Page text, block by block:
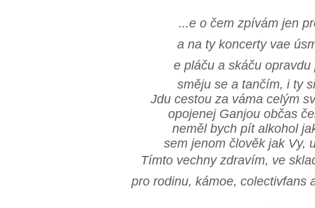
...e o čem zpívám jen
a na ty koncerty vae
e pláču a skáču opravdu
směju se a tančím, i ty
Jdu cestou za váma celým
opojenej Ganjou občas
neměl bych pít alkohol
sem jenom člověk jak Vy,
Tímto vechny zdravím, ve
pro rodinu, kámoe, colectivfans